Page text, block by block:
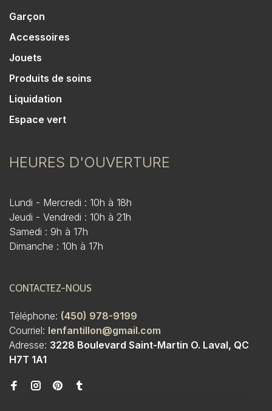
Garçon
Accessoires
Jouets
Produits de soins
Liquidation
Espace vert
HEURES D'OUVERTURE
Lundi - Mercredi : 10h à 18h
Jeudi - Vendredi : 10h à 21h
Samedi : 9h à 17h
Dimanche : 10h à 17h
CONTACTEZ-NOUS
Téléphone: (450) 978-9199
Courriel: lenfantillon@gmail.com
Adresse: 3228 Boulevard Saint-Martin O. Laval, QC
H7T 1A1